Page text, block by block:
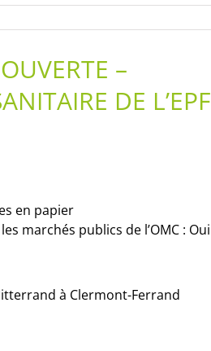
–
DE L’EPF
en papier
marchés publics de l’OMC : Oui
à Clermont-Ferrand